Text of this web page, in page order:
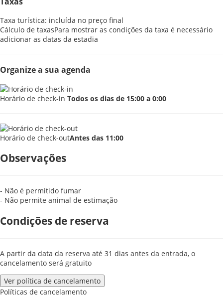
Taxa turística: incluída no preço final
Cálculo de taxasPara mostrar as condições da taxa é necessário
adicionar as datas da estadia
Organize a sua agenda
Horário de check-in Todos os dias de 15:00 a 0:00
Horário de check-outAntes das 11:00
Observações
- Não é permitido fumar
- Não permite animal de estimação
Condições de reserva
A partir da data da reserva até 31 dias antes da entrada, o
cancelamento será gratuito
Ver política de cancelamento
Políticas de cancelamento